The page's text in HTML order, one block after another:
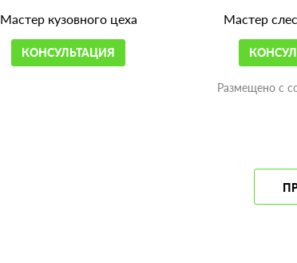
Мастер кузовного цеха
КОНСУЛЬТАЦИЯ
Мастер
Размещено с